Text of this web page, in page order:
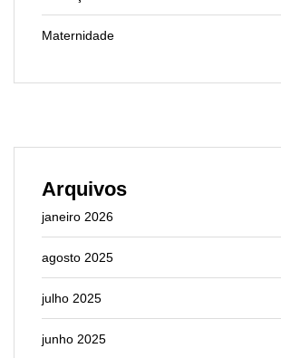
Maternidade
Arquivos
janeiro 2026
agosto 2025
julho 2025
junho 2025